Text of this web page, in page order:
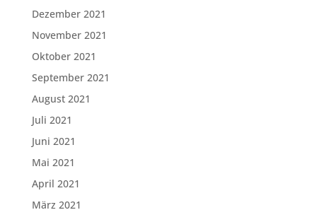
Dezember 2021
November 2021
Oktober 2021
September 2021
August 2021
Juli 2021
Juni 2021
Mai 2021
April 2021
März 2021